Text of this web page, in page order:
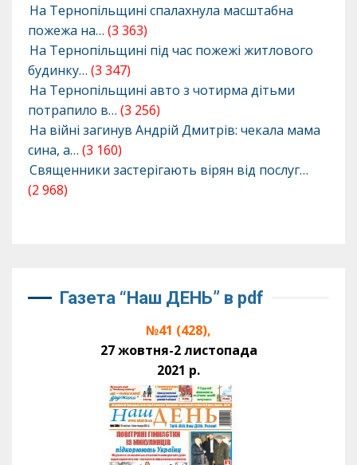
На Тернопільщині спалахнула масштабна
пожежа на… (3 363)
На Тернопільщині під час пожежі житлового
будинку… (3 347)
На Тернопільщині авто з чотирма дітьми
потрапило в… (3 256)
На війні загинув Андрій Дмитрів: чекала мама
сина, а… (3 160)
Священники застерігають вірян від послуг…
(2 968)
Газета “Наш ДЕНЬ” в pdf
№41 (428),
27 жовтня-2 листопада
2021 р.